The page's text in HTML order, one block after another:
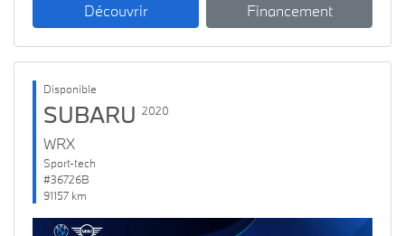
Découvrir Financement
Disponible
SUBARU 2020
WRX
Sport-tech
#36726B
91157 km